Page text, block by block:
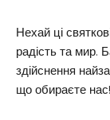
Нехай ці
радість та мир.
здійснення
що обираєте нас!